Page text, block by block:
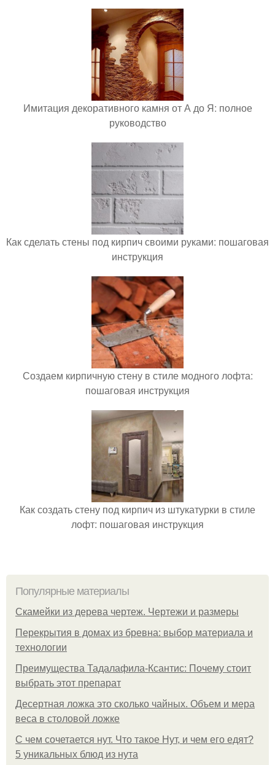
Имитация декоративного камня от А до Я: полное
руководство
Как сделать стены под кирпич своими руками: пошаговая
инструкция
Создаем кирпичную стену в стиле модного лофта:
пошаговая инструкция
Как создать стену под кирпич из штукатурки в стиле
лофт: пошаговая инструкция
Популярные материалы
Скамейки из дерева чертеж. Чертежи и размеры
Перекрытия в домах из бревна: выбор материала и
технологии
Преимущества Тадалафила-Ксантис: Почему стоит
выбрать этот препарат
Десертная ложка это сколько чайных. Объем и мера
веса в столовой ложке
С чем сочетается нут. Что такое Нут, и чем его едят?
5 уникальных блюд из нута